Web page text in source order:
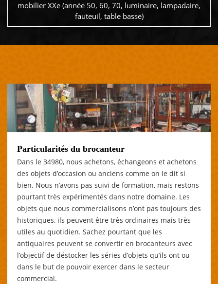
mobilier XXe (année 50, 60, 70, luminaire, lampadaire,
fauteuil, table basse)
Particularités du brocanteur
Dans le 34980, nous achetons, échangeons et achetons
des objets d’occasion ou anciens comme on le dit si
bien. Nous n’avons pas suivi de formation, mais restons
pourtant très expérimentés dans notre domaine. Les
objets que nous commercialisons n’ont pas toujours des
historiques, ils peuvent être très ordinaires mais très
utiles au quotidien. Sachez pourtant que les
antiquaires peuvent se convertir en brocanteurs avec
l’objectif de déstocker les séries d’objets qu’ils ont ou
dans le but de pouvoir exercer dans le secteur
commercial.